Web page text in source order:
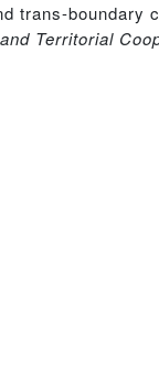
trans-boundary
Territorial